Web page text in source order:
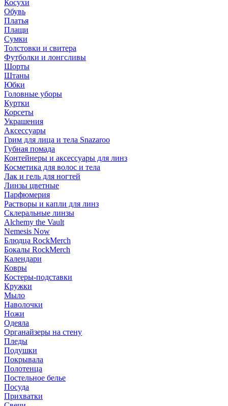
Косухи
Обувь
Платья
Плащи
Сумки
Толстовки и свитера
Футболки и лонгсливы
Шорты
Штаны
Юбки
Головные уборы
Куртки
Корсеты
Украшения
Аксессуары
Грим для лица и тела Snazaroo
Губная помада
Контейнеры и аксессуары для линз
Косметика для волос и тела
Лак и гель для ногтей
Линзы цветные
Парфюмерия
Растворы и капли для линз
Склеральные линзы
Alchemy the Vault
Nemesis Now
Блюдца RockMerch
Бокалы RockMerch
Календари
Ковры
Костеры-подставки
Кружки
Мыло
Наволочки
Ножи
Одеяла
Органайзеры на стену
Пледы
Подушки
Покрывала
Полотенца
Постельное белье
Посуда
Прихватки